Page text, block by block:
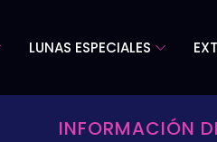
LUNAS ESPECIALES
INFORMACIÓN